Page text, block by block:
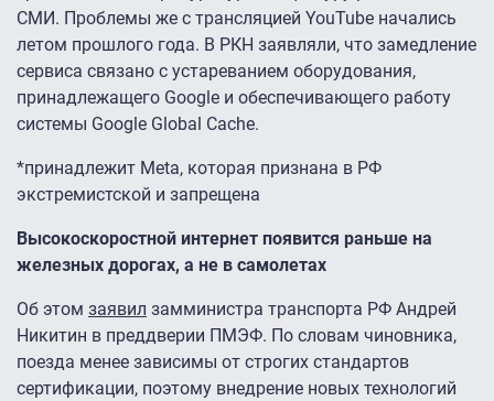
СМИ. Проблемы же с трансляцией YouTube начались
летом прошлого года. В РКН заявляли, что замедление
сервиса связано с устареванием оборудования,
принадлежащего Google и обеспечивающего работу
системы Google Global Cache.
*принадлежит Meta, которая признана в РФ
экстремистской и запрещена
Высокоскоростной интернет появится раньше на
железных дорогах, а не в самолетах
Об этом заявил замминистра транспорта РФ Андрей
Никитин в преддверии ПМЭФ. По словам чиновника,
поезда менее зависимы от строгих стандартов
сертификации, поэтому внедрение новых технологий